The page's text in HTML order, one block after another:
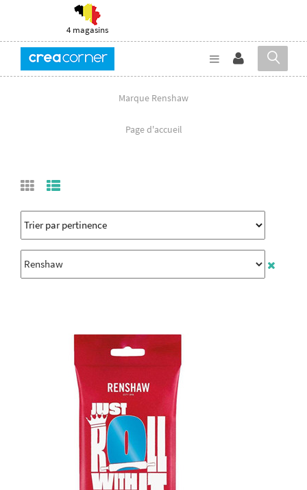
4 magasins
Marque Renshaw
Page d'accueil